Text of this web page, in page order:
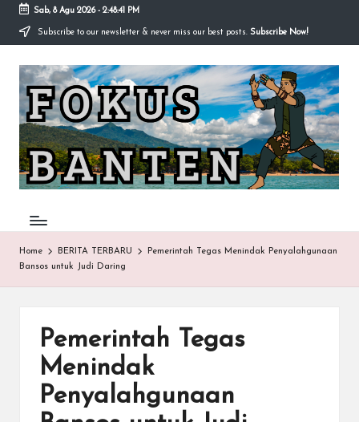
Skip
content
Sab, 8 Agu 2026- 2:48:42 PM
Subscribe to our newsletter & never miss our best posts. Subscribe Now!
F
O
K
U
S-
B
A
N
Home BERITA TERBARU
Pemerintah Tegas Menindak Penyalahgunaan
Bansos untuk Judi Daring
Pemerintah Tegas
Menindak
Penyalahgunaan